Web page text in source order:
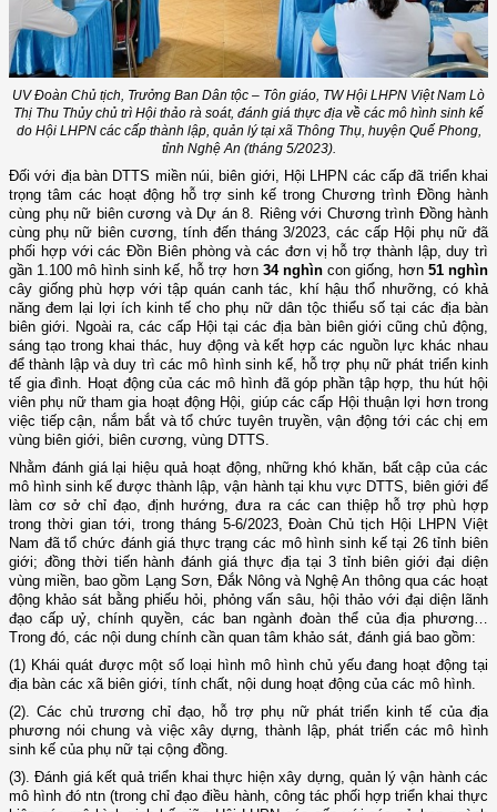
UV Đoàn Chủ tịch, Trưởng Ban Dân tộc – Tôn giáo, TW Hội LHPN Việt Nam Lò
Thị Thu Thủychủ trì Hội thảo rà soát, đánh giá thực địa về các mô hình sinh kế
do Hội LHPN các cấp thành lập, quản lý tại xã Thông Thụ, huyện Quế Phong,
tỉnh Nghệ An (tháng 5/2023).
Đối với địa bàn DTTS miền núi, biên giới, Hội LHPN các cấp đã triển khai
trọng tâm các hoạt động hỗ trợ sinh kế trong Chương trình Đồng hành
cùng phụ nữ biên cương và Dự án 8. Riêng với Chương trình Đồng hành
cùng phụ nữ biên cương, tính đến tháng 3/2023, các cấp Hội phụ nữ đã
phối hợp với các Đồn Biên phòng và các đơn vị hỗ trợ thành lập, duy trì
gần 1.100 mô hình sinh kế, hỗ trợ hơn 34 nghìncon giống, hơn 51 nghìn
cây giống phù hợp với tập quán canh tác, khí hậu thổ nhưỡng, có khả
năng đem lại lợi ích kinh tế cho phụ nữ dân tộc thiểu số tại các địa bàn
biên giới. Ngoài ra, các cấp Hội tại các địa bàn biên giới cũng chủ động,
sáng tạo trong khai thác, huy động và kết hợp các nguồn lực khác nhau
để thành lập và duy trì các mô hình sinh kế, hỗ trợ phụ nữ phát triển kinh
tế gia đình. Hoạt động của các mô hình đã góp phần tập hợp, thu hút hội
viên phụ nữ tham gia hoạt động Hội, giúp các cấp Hội thuận lợi hơn trong
việc tiếp cận, nắm bắt và tổ chức tuyên truyền, vận động tới các chị em
vùng biên giới, biên cương, vùng DTTS.
Nhằm đánh giá lại hiệu quả hoạt động, những khó khăn, bất cập của các
mô hình sinh kế được thành lập, vận hành tại khu vực DTTS, biên giới để
làm cơ sở chỉ đạo, định hướng, đưa ra các can thiệp hỗ trợ phù hợp
trong thời gian tới, trong tháng 5-6/2023, Đoàn Chủ tịch Hội LHPN Việt
Nam đã tổ chức đánh giá thực trạng các mô hình sinh kế tại 26 tỉnh biên
giới; đồng thời tiến hành đánh giá thực địa tại 3 tỉnh biên giới đại diện
vùng miền, bao gồm Lạng Sơn, Đắk Nông và Nghệ An thông qua các hoạt
động khảo sát bằng phiếu hỏi, phỏng vấn sâu, hội thảo với đại diện lãnh
đạo cấp uỷ, chính quyền, các ban ngành đoàn thể của địa phương…
Trong đó, các nội dung chính cần quan tâm khảo sát, đánh giá bao gồm:
(1) Khái quát được một số loại hình mô hình chủ yếu đang hoạt động tại
địa bàn các xã biên giới, tính chất, nội dung hoạt động của các mô hình.
(2). Các chủ trương chỉ đạo, hỗ trợ phụ nữ phát triển kinh tế của địa
phương nói chung và việc xây dựng, thành lập, phát triển các mô hình
sinh kế của phụ nữ tại cộng đồng.
(3). Đánh giá kết quả triển khai thực hiện xây dựng, quản lý vận hành các
mô hình đó ntn (trong chỉ đạo điều hành, công tác phối hợp triển khai thực